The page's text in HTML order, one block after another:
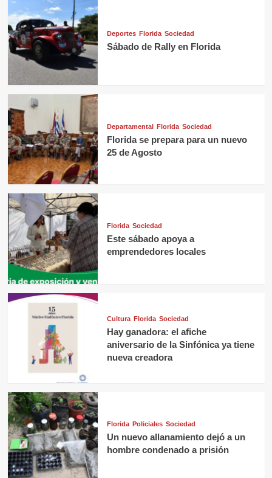
Deportes Florida Sociedad
Sábado de Rally en Florida
Departamental Florida Sociedad
Florida se prepara para un nuevo
25 de Agosto
Florida Sociedad
Este sábado apoya a
emprendedores locales
Cultura Florida Sociedad
Hay ganadora: el afiche
aniversario de la Sinfónica ya tiene
nueva creadora
Florida Policiales Sociedad
Un nuevo allanamiento dejó a un
hombre condenado a prisión